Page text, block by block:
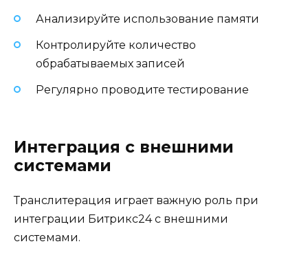
Анализируйте использование памяти
Контролируйте количество
обрабатываемых записей
Регулярно проводите тестирование
Интеграция с внешними
системами
Транслитерация играет важную роль при
интеграции Битрикс24 с внешними
системами.